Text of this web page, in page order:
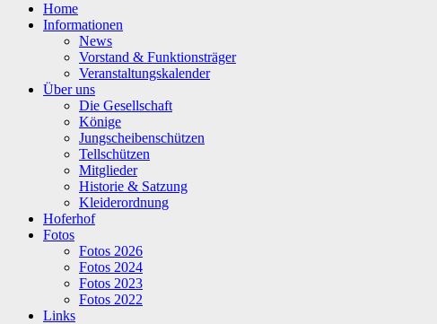
Home
Informationen
News
Vorstand & Funktionsträger
Veranstaltungskalender
Über uns
Die Gesellschaft
Könige
Jungscheibenschützen
Tellschützen
Mitglieder
Historie & Satzung
Kleiderordnung
Hoferhof
Fotos
Fotos 2026
Fotos 2024
Fotos 2023
Fotos 2022
Links